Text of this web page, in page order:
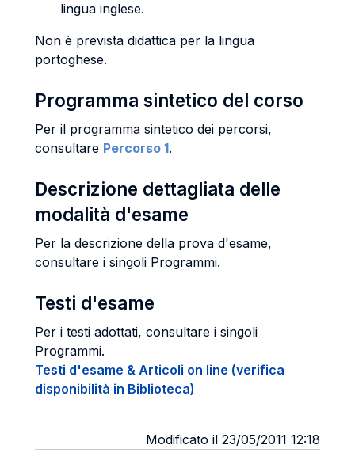
lingua inglese.
Non è prevista didattica per la lingua
portoghese.
Programma sintetico del corso
Per il programma sintetico dei percorsi,
consultare Percorso 1.
Descrizione dettagliata delle
modalità d'esame
Per la descrizione della prova d'esame,
consultare i singoli Programmi.
Testi d'esame
Per i testi adottati, consultare i singoli
Programmi.
Testi d'esame & Articoli on line (verifica
disponibilità in Biblioteca)
Modificato il 23/05/2011 12:18